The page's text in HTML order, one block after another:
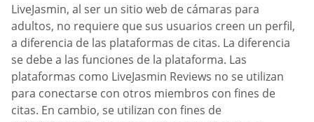
LiveJasmin, al ser un sitio web de cámaras para
adultos, no requiere que sus usuarios creen un perfil,
a diferencia de las plataformas de citas. La diferencia
se debe a las funciones de la plataforma. Las
plataformas como LiveJasmin Reviews no se utilizan
para conectarse con otros miembros con fines de
citas. En cambio, se utilizan con fines de